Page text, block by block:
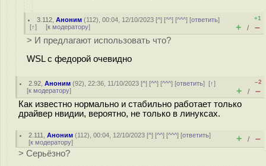
3.112 ,Аноним (112), 00:04, 12/10/2023 [^] [^^] [^^^] [ответить]
[↑] [к модератору]
+1
+ / –
> И предлагают использовать что?
WSL с федорой очевидно
2.92 ,Аноним (92), 22:36, 11/10/2023 [^] [^^] [^^^] [ответить][↑]
[к модератору]
–2
+ / –
Как известно нормально и стабильно работает только
драйвер нвидии, вероятно, не только в линуксах.
2.111 ,Аноним (112), 00:04, 12/10/2023 [^] [^^] [^^^] [ответить]
[к модератору] + / –
> Серьёзно?